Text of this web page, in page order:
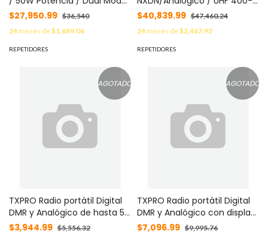
Analógico-Digital / TDMA / IP
Link / LCD Display MOD:
MD7500U
$27,950.99 $36,540
24meses de$1,689.06
REPETIDORES
470 MHz / 25-50 Watts /
Simulcast, Trunking y Multi-
sitio / 16 Grupos, 30 Canales
/ Sincronización GPS MOD:
$40,839.99 $47,460.24
24meses de$2,467.93
REPETIDORES
AGOTADO
TXPRO Radio portátil Digital
DMR y Analógico de hasta 5
watts de potencia MOD: A-
$3,944.99 $5,556.32
AGOTADO
TXPRO Radio portátil Digital
DMR y Analógico con display
de hasta 5 watts de
$7,096.99 $9,995.76